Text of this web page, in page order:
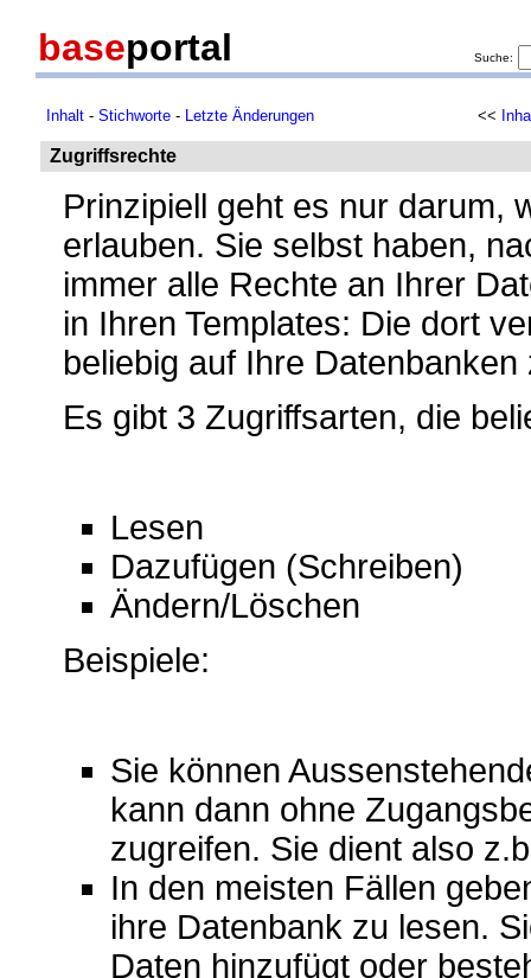
baseportal Suche:
Inhalt - Stichworte - Letzte Änderungen <<
Zugriffsrechte
Prinzipiell geht es nur darum,
erlauben. Sie selbst haben,
immer alle Rechte an Ihrer
in Ihren Templates: Die dort
beliebig auf Ihre Datenbanken
Es gibt 3 Zugriffsarten, die
Lesen
Dazufügen (Schreiben)
Ändern/Löschen
Beispiele:
Sie können
kann dann ohne
zugreifen. Sie dient also
In den meisten Fällen
ihre Datenbank zu lesen.
Daten hinzufügt oder